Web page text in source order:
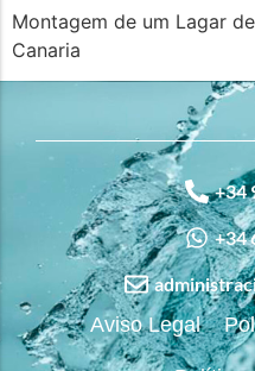
Montagem de um Lagar
Canaria
+34
+34
Aviso Legal